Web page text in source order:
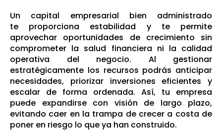
Un capital empresarial bien administrado
te proporciona estabilidad y te permite
aprovechar oportunidades de crecimiento sin
comprometer la salud financiera ni la calidad
operativa del negocio. Al gestionar
estratégicamente los recursos podrás anticipar
necesidades, priorizar inversiones eficientes y
escalar de forma ordenada. Así, tu empresa
puede expandirse con visión de largo plazo,
evitando caer en la trampa de crecer a costa de
poner en riesgo lo que ya han construido.